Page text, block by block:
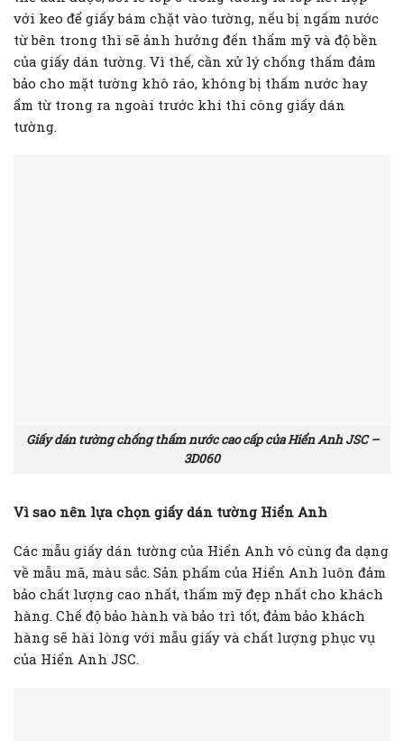
với keo để giấy bám chặt vào tường, nếu bị ngấm nước
từ bên trong thì sẽ ảnh hưởng đến thẩm mỹ và độ bền
của giấy dán tường. Vì thế, cần xử lý chống thấm đảm
bảo cho mặt tường khô ráo, không bị thấm nước hay
ẩm từ trong ra ngoài trước khi thi công giấy dán
tường.
Giấy dán tường chống thấm nước cao cấp của Hiển Anh JSC –
3D060
Vì sao nên lựa chọn giấy dán tường Hiển Anh
Các mẫu giấy dán tường của Hiển Anh vô cùng đa dạng
về mẫu mã, màu sắc. Sản phẩm của Hiển Anh luôn đảm
bảo chất lượng cao nhất, thẩm mỹ đẹp nhất cho khách
hàng. Chế độ bảo hành và bảo trì tốt, đảm bảo khách
hàng sẽ hài lòng với mẫu giấy và chất lượng phục vụ
của Hiển Anh JSC.